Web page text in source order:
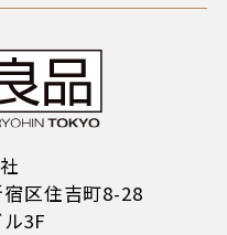
区住吉町8-28
3F